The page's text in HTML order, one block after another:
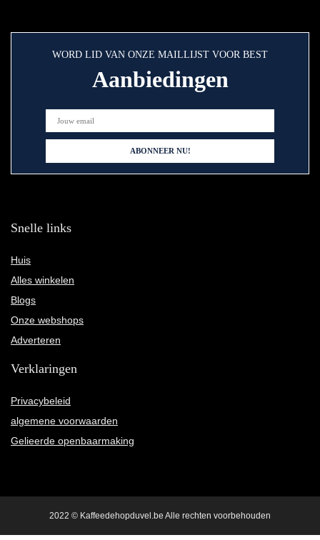
WORD LID VAN ONZE MAILLIJST VOOR BEST
Aanbiedingen
Snelle links
Huis
Alles winkelen
Blogs
Onze webshops
Adverteren
Verklaringen
Privacybeleid
algemene voorwaarden
Gelieerde openbaarmaking
2022 © Kaffeedehopduvel.be Alle rechten voorbehouden